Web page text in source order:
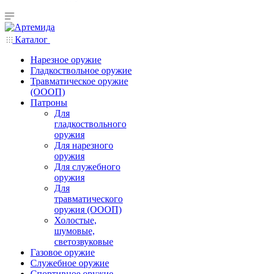
Каталог
Нарезное оружие
Гладкоствольное оружие
Травматическое оружие
(ОООП)
Патроны
Для
гладкоствольного
оружия
Для нарезного
оружия
Для служебного
оружия
Для
травматического
оружия (ОООП)
Холостые,
шумовые,
светозвуковые
Газовое оружие
Служебное оружие